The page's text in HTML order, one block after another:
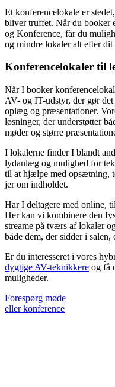
Et konferencelokale er
bliver truffet. Når du booker
og Konference, får du
og mindre lokaler alt efter dit
Konferencelokaler til
Når I booker
AV- og IT-udstyr, der gør
oplæg og præsentationer.
løsninger, der understøtter
møder og større
I lokalerne finder I blandt
lydanlæg og mulighed for
til at hjælpe med opsætning,
jer om indholdet.
Har I deltagere med online,
Her kan vi kombinere den
streame på tværs af lokaler
både dem, der sidder i salen,
Er du interesseret i vores
dygtige AV-teknikkere og få
muligheder.
Forespørg møde
eller konference